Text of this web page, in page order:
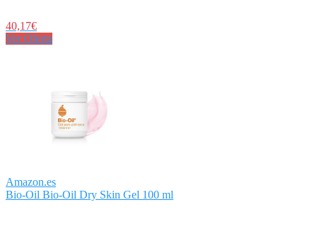
40,17€
Ver Oferta
Amazon.es
Bio-Oil Bio-Oil Dry Skin Gel 100 ml